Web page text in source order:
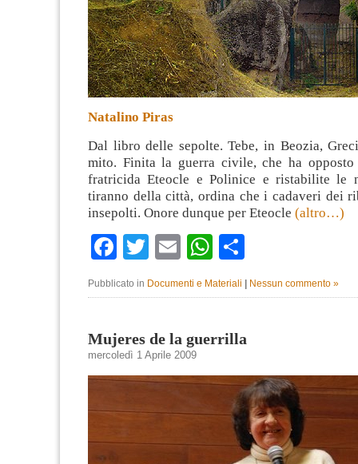
Natalino Piras
Dal libro delle sepolte. Tebe, in Beozia,
mito. Finita la guerra civile, che ha
fratricida Eteocle e Polinice e ristabilite le
tiranno della città, ordina che i cadaveri dei
insepolti. Onore dunque per Eteocle (altro…)
Facebook
TwitterEmailWhatsApp
Pubblicato in Documenti e Materiali Nessun commento »
Mujeres de la guerrilla
mercoledì 1 Aprile 2009